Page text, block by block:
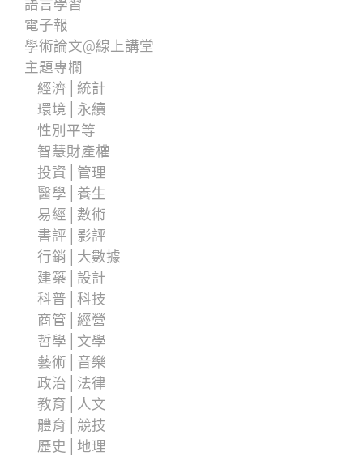
語言學習
電子報
學術論文@線上講堂
主題專欄
經濟│統計
環境│永續
性別平等
智慧財產權
投資│管理
醫學│養生
易經│數術
書評│影評
行銷│大數據
建築│設計
科普│科技
商管│經營
哲學│文學
藝術│音樂
政治│法律
教育│人文
體育│競技
歷史│地理